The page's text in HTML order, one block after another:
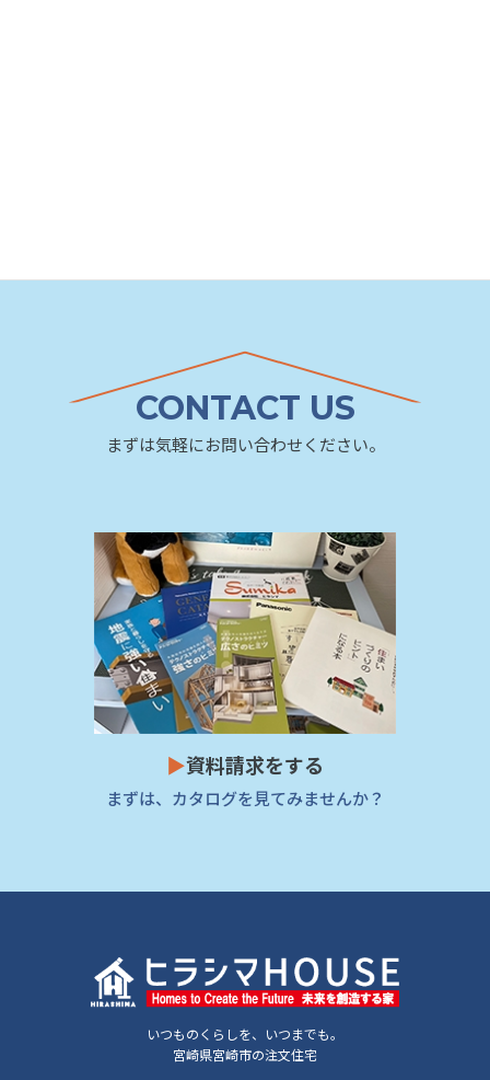
CONTACT US
まずは気軽にお問い合わせください。
▶資料請求をする
まずは、カタログを見てみませんか？
いつものくらしを、いつまでも。
宮崎県宮崎市の注文住宅